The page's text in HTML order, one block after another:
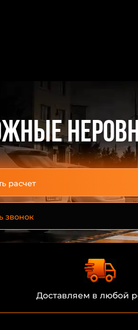
расчет
звонок
Доставляем в любой